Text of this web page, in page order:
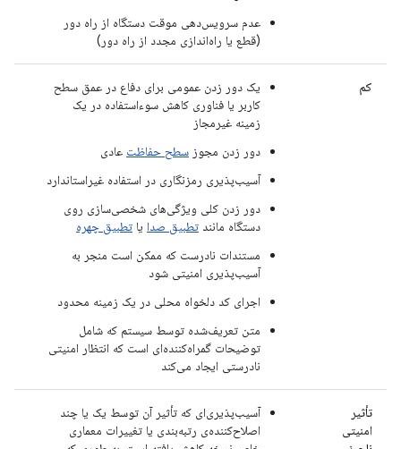
عدم سرویس‌دهی موقت دستگاه از راه دور
(قطع یا راه‌اندازی مجدد از راه دور)
کم
یک دور زدن عمومی برای دفاع در عمق سطح
کاربر یا فناوری کاهش سوءاستفاده در یک
زمینه غیرمجاز
دور زدن مجوز سطح حفاظت عادی
آسیب‌پذیری رمزنگاری در استفاده غیراستاندارد
دور زدن کلی ویژگی‌های شخصی‌سازی روی
دستگاه مانند تطبیق صدا یا تطبیق چهره
مستندات نادرست که ممکن است منجر به
آسیب‌پذیری امنیتی شود
اجرای کد دلخواه محلی در یک زمینه محدود
متن تعریف‌شده توسط سیستم که شامل
توضیحات گمراه‌کننده‌ای است که انتظار امنیتی
نادرستی ایجاد می‌کند
تأثیر
امنیتی
آسیب‌پذیری‌ای که تأثیر آن توسط یک یا چند
اصلاح‌کننده‌ی رتبه‌بندی یا تغییرات معماری